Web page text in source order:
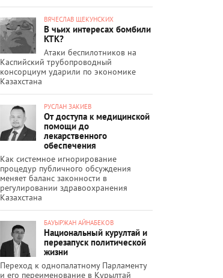
ВЯЧЕСЛАВ ЩЕКУНСКИХ
В чьих интересах бомбили
КТК?
Атаки беспилотников на
Каспийский трубопроводный
консорциум ударили по экономике
Казахстана
РУСЛАН ЗАКИЕВ
От доступа к медицинской
помощи до
лекарственного
обеспечения
Как системное игнорирование
процедур публичного обсуждения
меняет баланс законности в
регулировании здравоохранения
Казахстана
БАУЫРЖАН АЙНАБЕКОВ
Национальный курултай и
перезапуск политической
жизни
Переход к однопалатному Парламенту
и его переименование в Құрылтай